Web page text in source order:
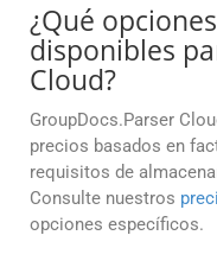
¿Qué
disponibles
Cloud?
GroupDocs.Parser
precios basados en
requisitos de
Consulte nuestros
opciones específicos.